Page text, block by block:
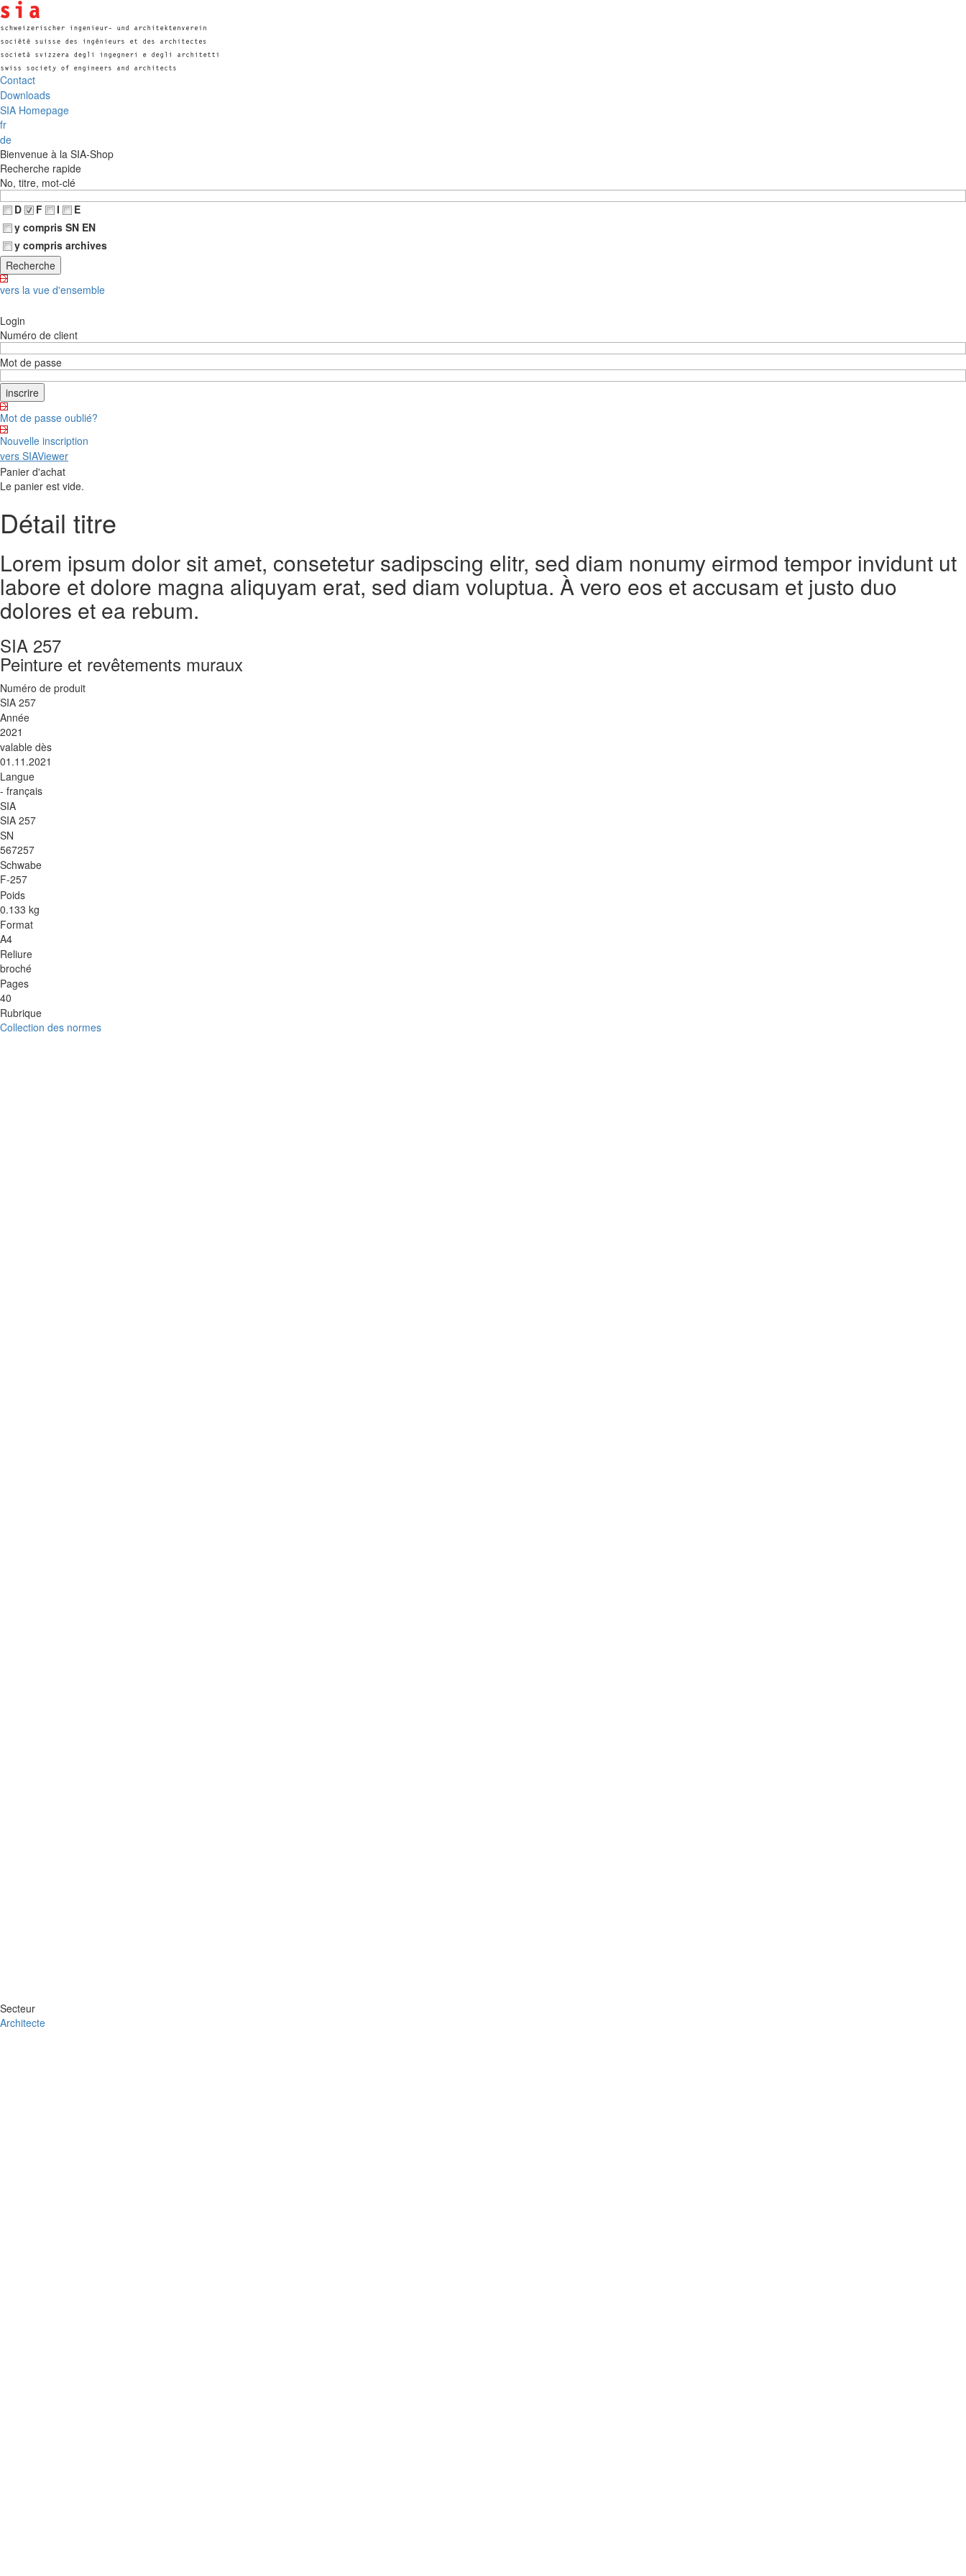
Contact
Downloads
SIA Homepage
fr
de
Bienvenue à la SIA-Shop
Recherche rapide
No, titre, mot-clé
D
F I
E
y compris SN EN
y compris archives
vers la vue d'ensemble
Login
Numéro de client
Mot de passe
Mot de passe oublié?
Nouvelle inscription
vers SIAViewer
Panier d'achat
Le panier est vide.
Détail titre
Lorem ipsum dolor sit amet, consetetur sadipscing elitr, sed diam nonumy eirmod tempor invidunt ut
labore et dolore magna aliquyam erat, sed diam voluptua. À vero eos et accusam et justo duo
dolores et ea rebum.
SIA 257
Peinture et revêtements muraux
Numéro de produit
SIA 257
Année
2021
valable dès
01.11.2021
Langue
- français
SIA
SIA 257
SN
567257
Schwabe
F-257
Poids
0.133 kg
Format
A4
Reliure
broché
Pages
40
Rubrique
Collection des normes
Secteur
Architecte